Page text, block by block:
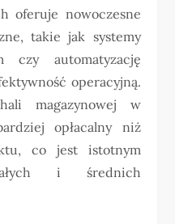
oferuje nowoczesne
takie jak systemy
czy automatyzację
operacyjną.
magazynowej w
opłacalny niż
co jest istotnym
i średnich